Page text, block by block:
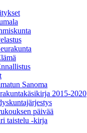
Sanoma
2015-2020
päivää
taistelu -kirja